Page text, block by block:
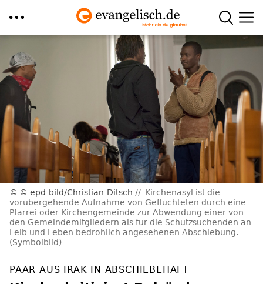
zum
Inhalt
© epd-bild/Christian-Ditsch
Kirchenasyl ist die
vorübergehende Aufnahme von Geflüchteten durch eine
Pfarrei oder Kirchengemeinde zur Abwendung einer von
den Gemeindemitgliedern als für die Schutzsuchenden an
Leib und Leben bedrohlich angesehenen Abschiebung.
(Symbolbild)
PAAR AUS IRAK IN ABSCHIEBEHAFT